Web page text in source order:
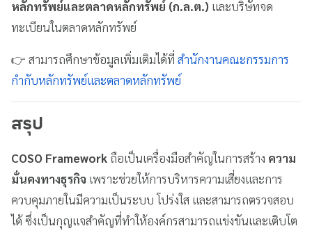
หลักทรัพย์และตลาดหลักทรัพย์ (ก.ล.ต.) และบริษัทจด
ทะเบียนในตลาดหลักทรัพย์
👉 สามารถศึกษาข้อมูลเพิ่มเติมได้ที่ สำนักงานคณะกรรมการ
กำกับหลักทรัพย์และตลาดหลักทรัพย์
สรุป
COSO Framework ถือเป็นเครื่องมือสำคัญในการสร้าง ความ
มั่นคงทางธุรกิจ เพราะช่วยให้การบริหารความเสี่ยงและการ
ควบคุมภายในมีความเป็นระบบ โปร่งใส และสามารถตรวจสอบ
ได้ ซึ่งเป็นกุญแจสำคัญที่ทำให้องค์กรสามารถแข่งขันและเติบโต